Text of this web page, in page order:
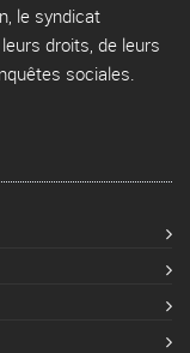
le syndicat
droits, de leurs
sociales.